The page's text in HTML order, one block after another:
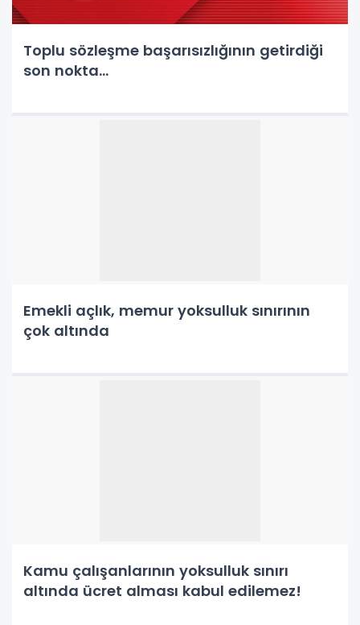
Toplu sözleşme başarısızlığının getirdiği
son nokta...
Emekli açlık, memur yoksulluk sınırının
çok altında
Kamu çalışanlarının yoksulluk sınırı
altında ücret alması kabul edilemez!